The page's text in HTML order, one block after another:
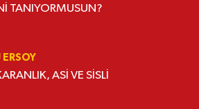
TANIYORMUSUN?
ERSOY
ASİ VE SİSLİ